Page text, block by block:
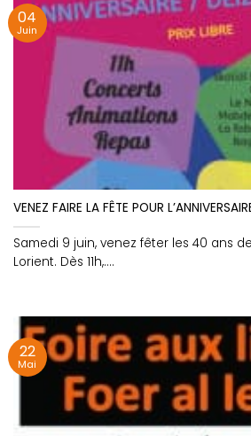
VENEZ FAIRE LA FÊTE POUR
Samedi 9 juin, venez fêter les 40 ans
Lorient. Dès 11h,....
04
Juin
22
Mai